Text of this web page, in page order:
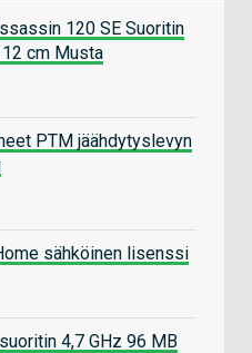
120 SE Suoritin
cm Musta
PTM jäähdytyslevyn
sähköinen lisenssi
4,7 GHz 96 MB